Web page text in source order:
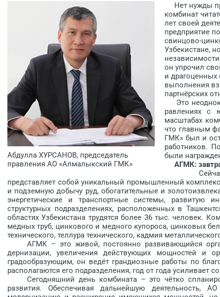
Абдулла ХУРСАНОВ, председатель
правления АО «Алмалыкский ГМК»
Нет нужды
комбинат
лет своей
предприятие
свинцово-
Узбекистане,
он упрочил
и
выполнения
партнёрских
Это
равлениях с
масштабах
что главным
ГМК» был и
работников.
были
АГМК:
Сейчас
представляет собой уникальный промышленный
и подземную добычу руд, обогатительные и
энергетические и транспортные системы, развитую
структурных подразделениях, расположенных в
областях Узбекистана трудятся более 36 тыс. человек.
медных труб, цинкового и медного купороса, цинковых
технического, теллура технического, кадмия
АГМК – это живой, постоянно развивающийся
дернизации, увеличения действующих мощностей и
градообразующим, он ведёт грандиозные работы по
располагаются его под­разделения, год от года усиливает
Сегодняшний день комбината – это чётко
развития. Обеспечивая дальнейшую деятельность,